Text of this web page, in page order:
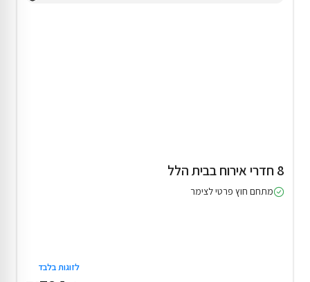
8 חדרי אירוח בבית הלל
מתחם חוץ פרטי לצימר
לזוגות בלבד